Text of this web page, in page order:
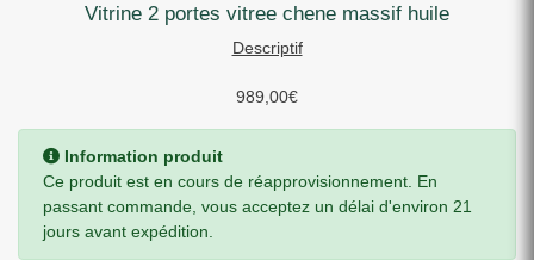
vitrine 2 portes vitree chene massif huile
Descriptif
989,00€
Information produit
Ce produit est en cours de réapprovisionnement. En
passant commande, vous acceptez un délai d'environ 21
jours avant expédition.